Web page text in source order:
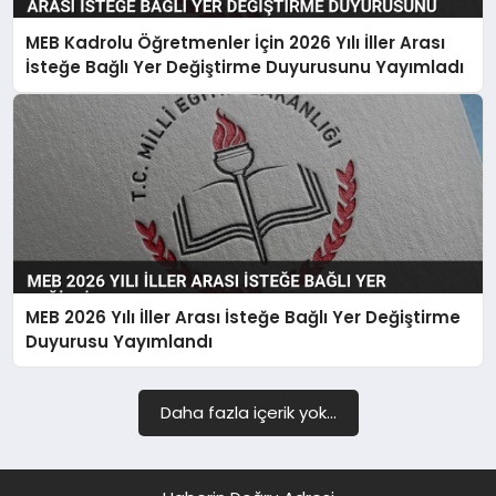
SIYASET
SPOR
TEKNOLOJI
YAŞAM
MEB Kadrolu Öğretmenler İçin 2026 Yılı İller Arası
İsteğe Bağlı Yer Değiştirme Duyurusunu Yayımladı
MEB 2026 Yılı İller Arası İsteğe Bağlı Yer Değiştirme
Duyurusu Yayımlandı
Daha fazla içerik yok...